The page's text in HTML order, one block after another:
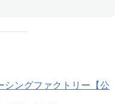
シングファクトリー【公